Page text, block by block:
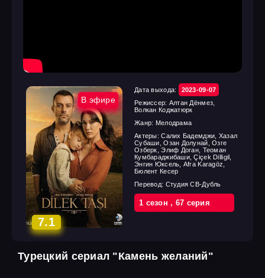
В эфире
7.1
Дата выхода:
2023-09-07
Режиссер: Алтан Дёнмез,
Волкан Коджатюрк
Жанр: Мелодрама
Актеры:Салих Бадемджи, Хазал
Субаши, Озан Долунай, Озге
Озберк, Элиф Доган, Теоман
Кумбараджибаши, Çiçek Dilligil,
Энгин Юксель, Afra Karagöz,
Бюлент Кесер
Перевод: Студия СВ-Дубль
1 cезон, 67 cерия
Турецкий сериал "Камень желаний"